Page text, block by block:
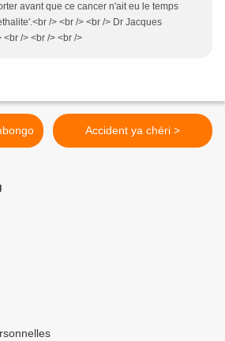
avant que ce cancer n'ait eu le temps
/> <br /> <br /> Dr Jacques
<br /> <br /> <br />
Accident ya chéri >